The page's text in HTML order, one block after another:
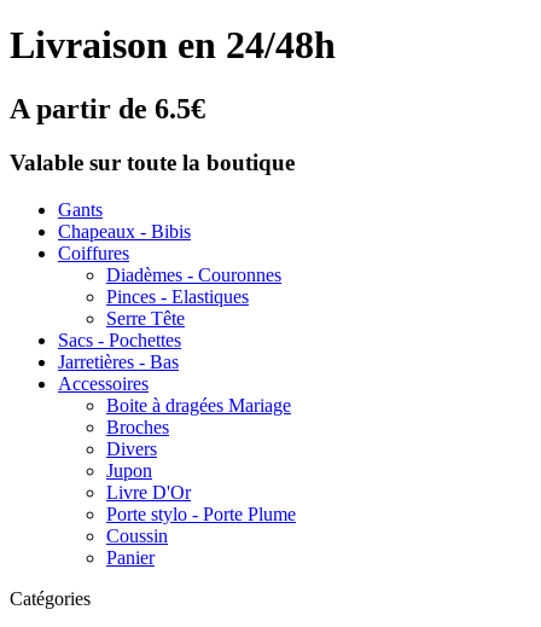
Livraison en 24/48h
A partir de 6.5€
Valable sur toute la boutique
Gants
Chapeaux - Bibis
Coiffures
Diadèmes - Couronnes
Pinces - Elastiques
Serre Tête
Sacs - Pochettes
Jarretières - Bas
Accessoires
Boite à dragées Mariage
Broches
Divers
Jupon
Livre D'Or
Porte stylo - Porte Plume
Coussin
Panier
Catégories